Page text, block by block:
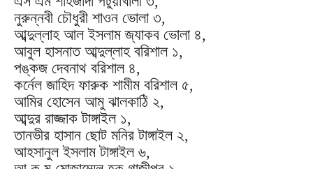
নুরুন্নবী চৌধুরী শাওন ভোলা ৩,
আব্দুল্লাহ আল ইসলাম জ্যাকব ভোলা ৪,
আবুল হাসনাত আব্দুল্লাহ বরিশাল ১,
পঙ্কজ দেবনাথ বরিশাল ৪,
কর্নেল জাহিদ ফারুক শামীম বরিশাল ৫,
আমির হোসেন আমু ঝালকাঠি ২,
আব্দুর রাজ্জাক টাঙ্গাইল ১,
তানভীর হাসান ছোট মনির টাঙ্গাইল ২,
আহসানুল ইসলাম টাঙ্গাইল ৬,